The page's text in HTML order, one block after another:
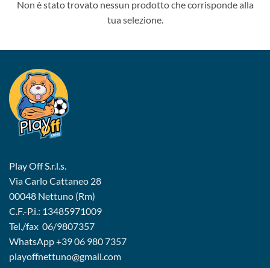
Non è stato trovato nessun prodotto che corrisponde alla
tua selezione.
Play Off S.r.l.s.
Via Carlo Cattaneo 28
00048 Nettuno (Rm)
C.F.-P.i.: 13485971009
Tel./fax 06/9807357
WhatsApp+39 06 980 7357
playoffnettuno@gmail.com